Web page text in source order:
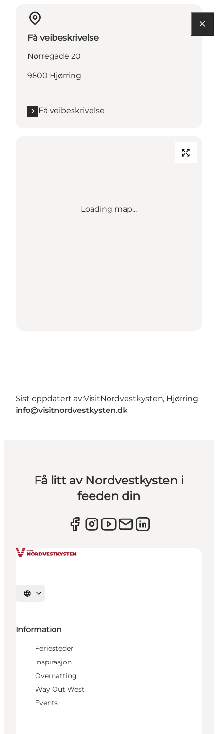
Få veibeskrivelse
Nørregade 20
9800 Hjørring
Få veibeskrivelse
Loading map...
Sist oppdatert av:VisitNordvestkysten, Hjørring
info@visitnordvestkysten.dk
Få litt av Nordvestkysten i
feeden din
Velg språk
Information
Feriesteder
Inspirasjon
Overnatting
Way Out West
Events